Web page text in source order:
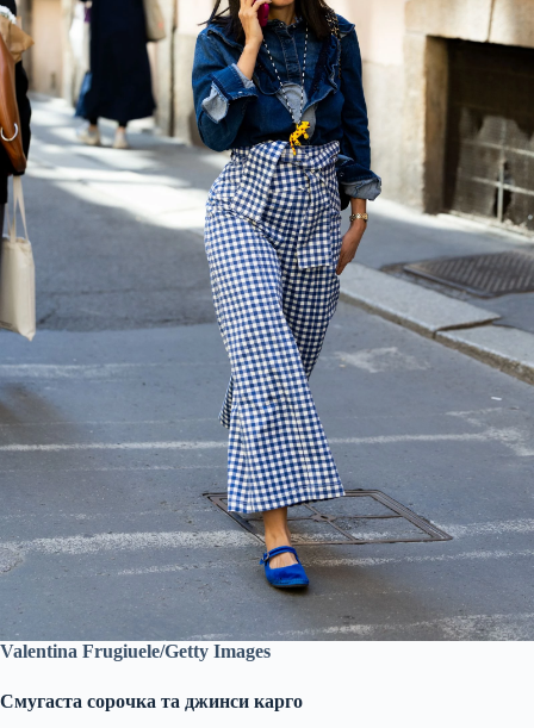
Valentina Frugiuele/Getty Images
Смугаста сорочка та джинси карго